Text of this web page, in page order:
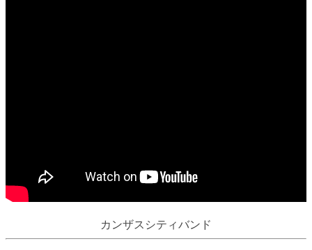
カンザスシティバンド